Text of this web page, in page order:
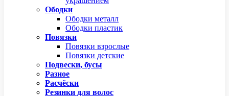
Ободки
Ободки металл
Ободки пластик
Повязки
Повязки взрослые
Повязки детские
Подвески, бусы
Разное
Расчёски
Резинки для волос